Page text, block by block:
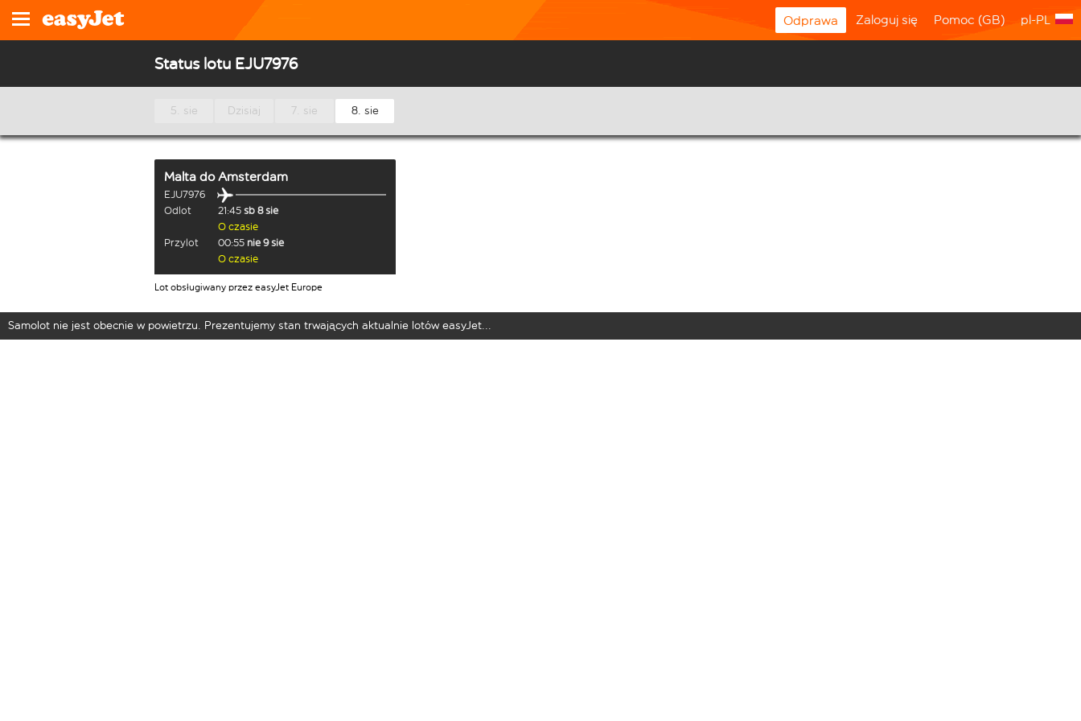
Odprawa Zaloguj się Pomoc (GB) pl-PL
Status lotu EJU7976
5. sie Dzisiaj 7. sie 8. sie
Malta doAmsterdam
EJU7976
Odlot
21:45 sb 8 sie
O czasie
Przylot
00:55 nie 9 sie
O czasie
Lot obsługiwany przez easyJet Europe
Samolot nie jest obecnie w powietrzu. Prezentujemy stan trwających aktualnie lotów easyJet...